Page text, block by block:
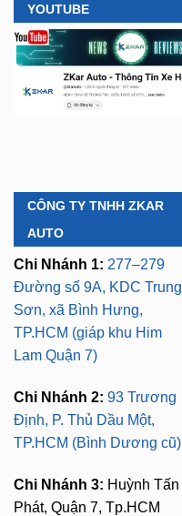
YOUTUBE
CÔNG TY TNHH ZKAR
AUTO
Chi Nhánh 1: 277–279
Đường số 9A, KDC Trung
Sơn, xã Bình Hưng,
TP.HCM (giáp khu Him
Lam Quận 7)
Chi Nhánh 2: 93 Trương
Định, P. Thủ Dầu Một,
TP.HCM (Bình Dương cũ)
Chi Nhánh 3: Huỳnh Tấn
Phát, Quận 7, Tp.HCM